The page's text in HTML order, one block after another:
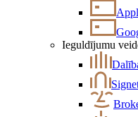
Ieguldījumu